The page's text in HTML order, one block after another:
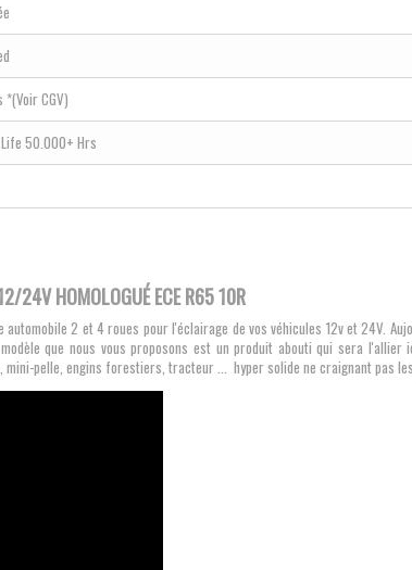
*(Voir CGV)
50.000+ Hrs
24V HOMOLOGUÉ ECE R65 10R
2 et 4 roues pour l'éclairage de vos véhicules 12v et 24V.
que nous vous proposons est un produit abouti qui sera
mini-pelle, engins forestiers, tracteur ... hyper solide ne craignant pas